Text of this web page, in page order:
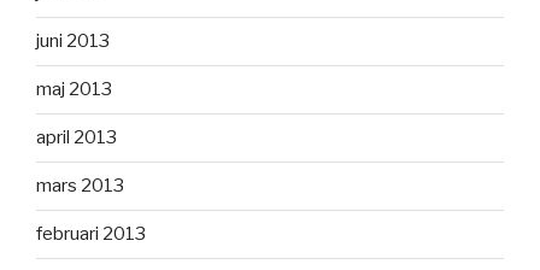
juni 2013
maj 2013
april 2013
mars 2013
februari 2013